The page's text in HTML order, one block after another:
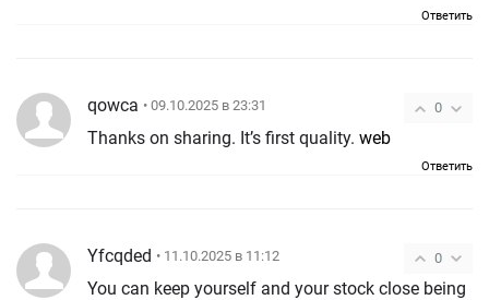
Ответить
0
qowca • 09.10.2025 в 23:31
Thanks on sharing. It’s first quality. web
Ответить
0
Yfcqded • 11.10.2025 в 11:12
You can keep yourself and your stock close being